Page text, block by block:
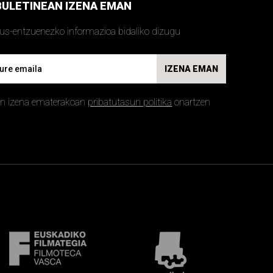
IZENA EMAN
entzuenezko informazioa bidaliko dizugu
IZENA EMAN
izena ematerakoan pribatutasun politika onartzen